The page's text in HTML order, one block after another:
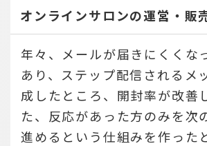
オンラインサロンの運営・販
年々、メールが届きにくくな
あり、ステップ配信されるメ
成したところ、開封率が改善
た、反応があった方のみを次
進めるという仕組みを作った